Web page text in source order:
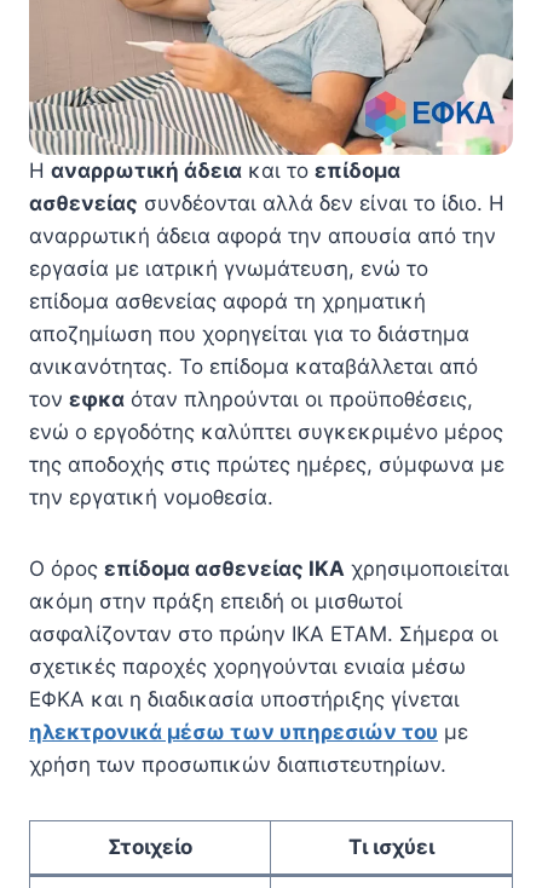
Η αναρρωτική άδεια και το επίδομα
ασθενείας συνδέονται αλλά δεν είναι το ίδιο. Η
αναρρωτική άδεια αφορά την απουσία από την
εργασία με ιατρική γνωμάτευση, ενώ το
επίδομα ασθενείας αφορά τη χρηματική
αποζημίωση που χορηγείται για το διάστημα
ανικανότητας. Το επίδομα καταβάλλεται από
τον εφκα όταν πληρούνται οι προϋποθέσεις,
ενώ ο εργοδότης καλύπτει συγκεκριμένο μέρος
της αποδοχής στις πρώτες ημέρες, σύμφωνα με
την εργατική νομοθεσία.
Ο όρος επίδομα ασθενείας ΙΚΑ χρησιμοποιείται
ακόμη στην πράξη επειδή οι μισθωτοί
ασφαλίζονταν στο πρώην ΙΚΑ ΕΤΑΜ. Σήμερα οι
σχετικές παροχές χορηγούνται ενιαία μέσω
ΕΦΚΑ και η διαδικασία υποστήριξης γίνεται
ηλεκτρονικά μέσω των υπηρεσιών του με
χρήση των προσωπικών διαπιστευτηρίων.
Στοιχείο Τι ισχύει